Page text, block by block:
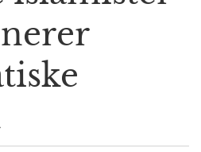
a
t
i
o